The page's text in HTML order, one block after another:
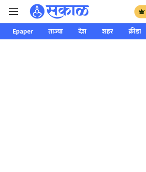
Epaper ताज्या देश शहर क्रीडा